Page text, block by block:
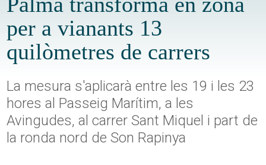
per a vianants 13
quilòmetres de carrers
La mesura s'aplicarà entre les 19 i les 23
hores al Passeig Marítim, a les
Avingudes, al carrer Sant Miquel i part de
la ronda nord de Son Rapinya